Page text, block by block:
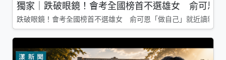
獨家｜跌破眼鏡！會考全國榜首不選雄女 俞可恩
跌破眼鏡！會考全國榜首不選雄女 俞可恩「做自己」就近讀新莊